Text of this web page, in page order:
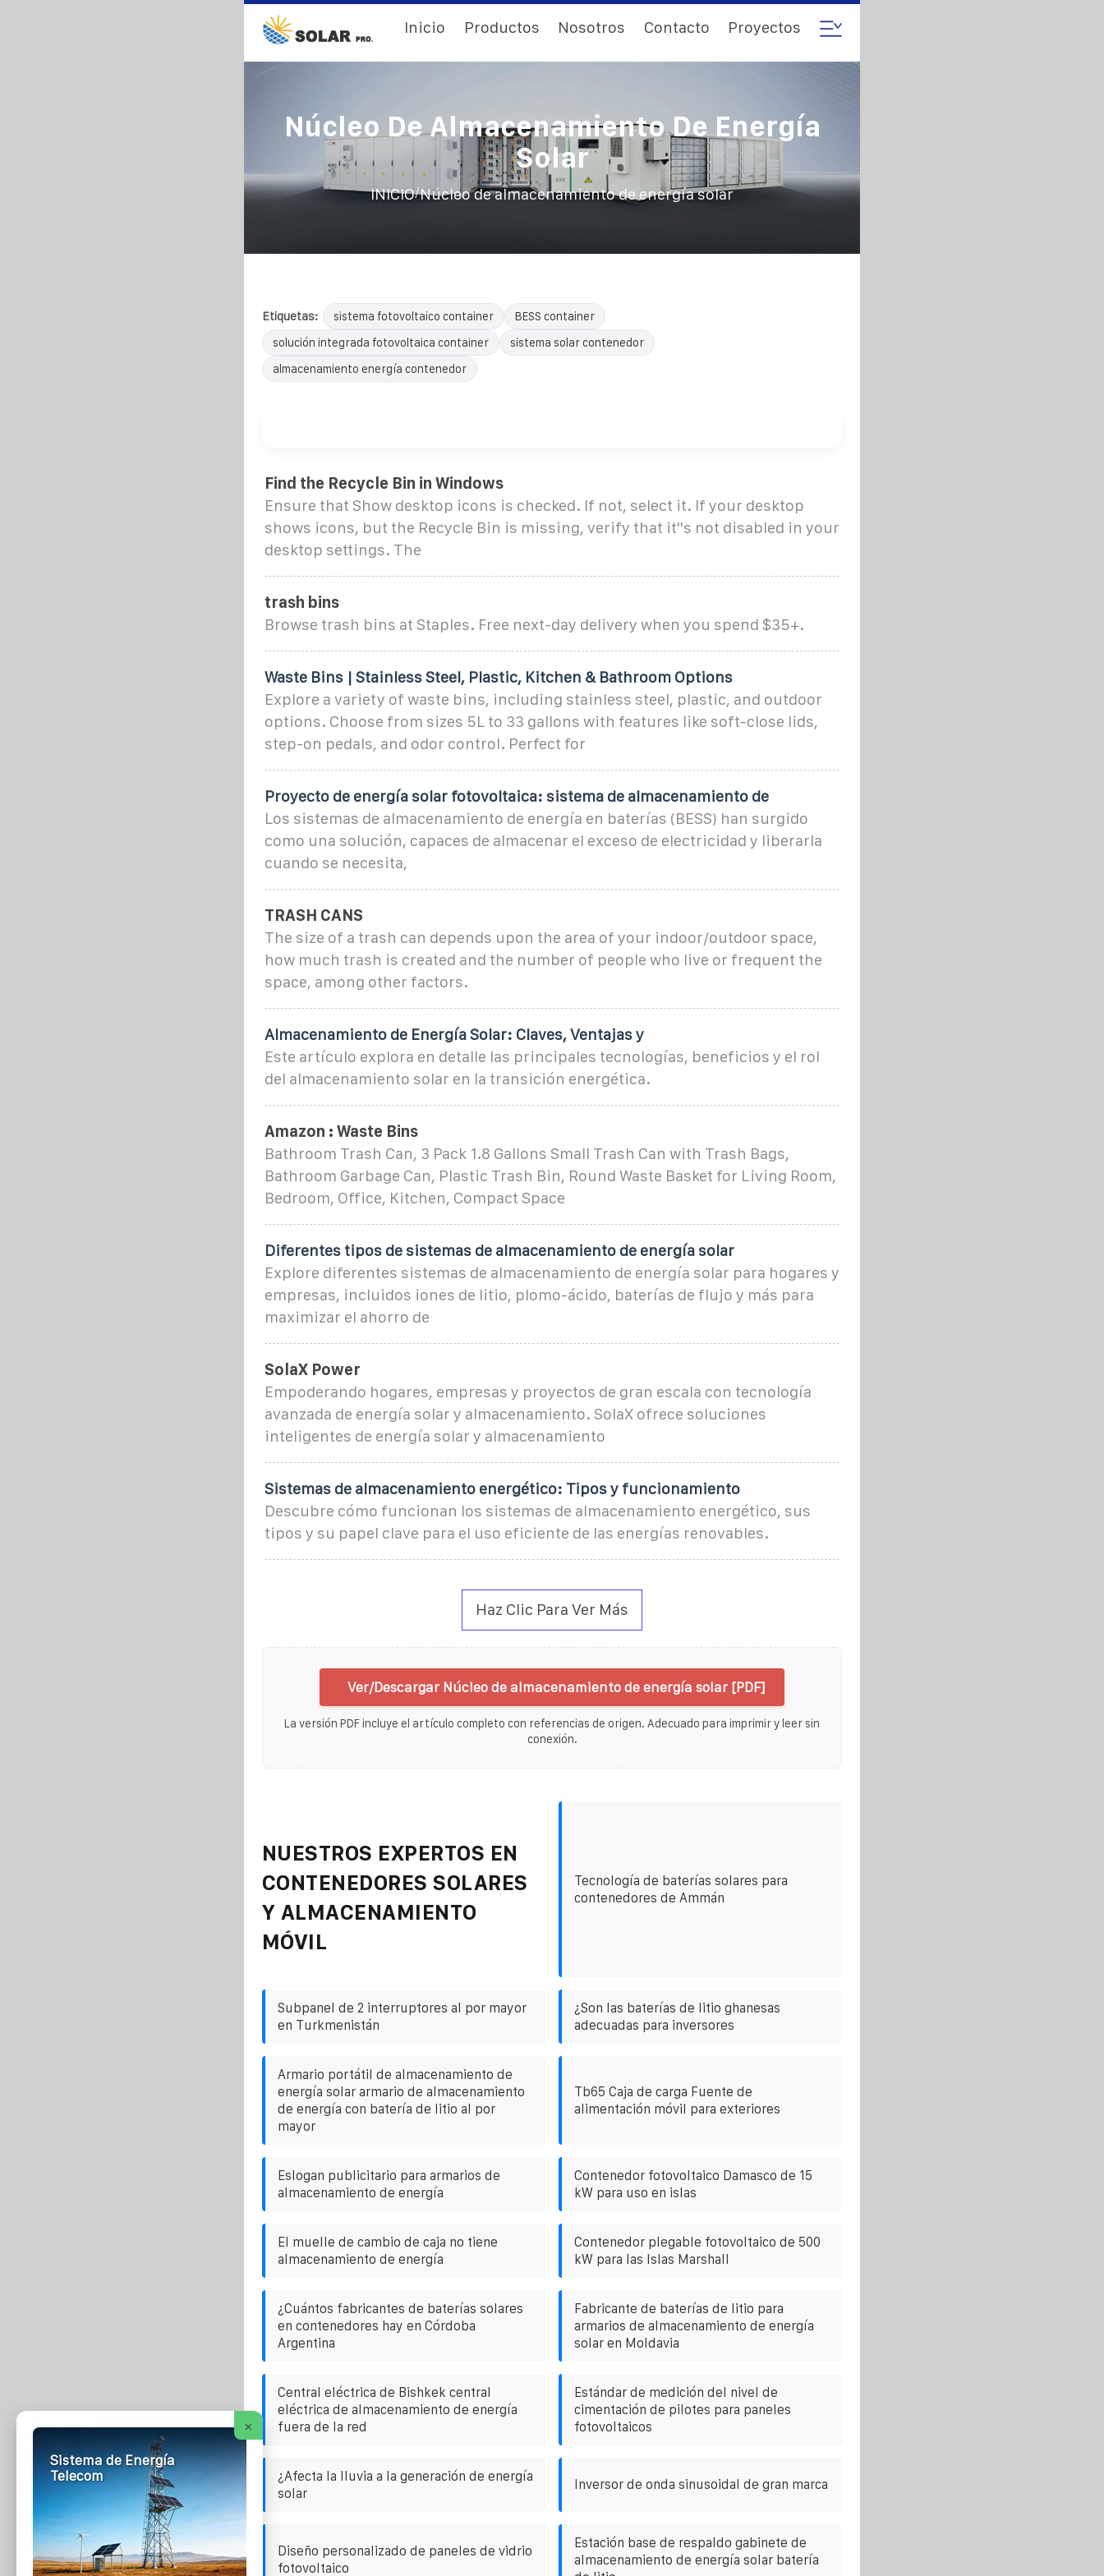
Inicio Productos Nosotros Contacto Proyectos
Núcleo De Almacenamiento De Energía
Solar
INICIO/Núcleo de almacenamiento de energía solar
Etiquetas: sistema fotovoltaico container
BESS container
solución integrada fotovoltaica container
sistema solar contenedor
almacenamiento energía contenedor
Find the Recycle Bin in Windows
Ensure that Show desktop icons is checked. If not, select it. If your desktop
shows icons, but the Recycle Bin is missing, verify that it''s not disabled in your
desktop settings. The
trash bins
Browse trash bins at Staples. Free next-day delivery when you spend $35+.
Waste Bins | Stainless Steel, Plastic, Kitchen & Bathroom Options
Explore a variety of waste bins, including stainless steel, plastic, and outdoor
options. Choose from sizes 5L to 33 gallons with features like soft-close lids,
step-on pedals, and odor control. Perfect for
Proyecto de energía solar fotovoltaica: sistema de almacenamiento de
Los sistemas de almacenamiento de energía en baterías (BESS) han surgido
como una solución, capaces de almacenar el exceso de electricidad y liberarla
cuando se necesita,
TRASH CANS
The size of a trash can depends upon the area of your indoor/outdoor space,
how much trash is created and the number of people who live or frequent the
space, among other factors.
Almacenamiento de Energía Solar: Claves, Ventajas y
Este artículo explora en detalle las principales tecnologías, beneficios y el rol
del almacenamiento solar en la transición energética.
Amazon : Waste Bins
Bathroom Trash Can, 3 Pack 1.8 Gallons Small Trash Can with Trash Bags,
Bathroom Garbage Can, Plastic Trash Bin, Round Waste Basket for Living Room,
Bedroom, Office, Kitchen, Compact Space
Diferentes tipos de sistemas de almacenamiento de energía solar
Explore diferentes sistemas de almacenamiento de energía solar para hogares y
empresas, incluidos iones de litio, plomo-ácido, baterías de flujo y más para
maximizar el ahorro de
SolaX Power
Empoderando hogares, empresas y proyectos de gran escala con tecnología
avanzada de energía solar y almacenamiento. SolaX ofrece soluciones
inteligentes de energía solar y almacenamiento
Sistemas de almacenamiento energético: Tipos y funcionamiento
Descubre cómo funcionan los sistemas de almacenamiento energético, sus
tipos y su papel clave para el uso eficiente de las energías renovables.
Haz Clic Para Ver Más
Ver/Descargar Núcleo de almacenamiento de energía solar [PDF]
La versión PDF incluye el artículo completo con referencias de origen. Adecuado para imprimir y leer sin
conexión.
NUESTROS EXPERTOS EN
CONTENEDORES SOLARES
Y ALMACENAMIENTO
MÓVIL
Tecnología de baterías solares para
contenedores de Ammán
Subpanel de 2 interruptores al por mayor
en Turkmenistán
¿Son las baterías de litio ghanesas
adecuadas para inversores
Armario portátil de almacenamiento de
energía solar armario de almacenamiento
de energía con batería de litio al por
mayor
Tb65 Caja de carga Fuente de
alimentación móvil para exteriores
Eslogan publicitario para armarios de
almacenamiento de energía
Contenedor fotovoltaico Damasco de 15
kW para uso en islas
El muelle de cambio de caja no tiene
almacenamiento de energía
Contenedor plegable fotovoltaico de 500
kW para las Islas Marshall
¿Cuántos fabricantes de baterías solares
en contenedores hay en Córdoba
Argentina
Fabricante de baterías de litio para
armarios de almacenamiento de energía
solar en Moldavia
Central eléctrica de Bishkek central
eléctrica de almacenamiento de energía
fuera de la red
Estándar de medición del nivel de
cimentación de pilotes para paneles
fotovoltaicos
¿Afecta la lluvia a la generación de energía
solar
Inversor de onda sinusoidal de gran marca
Diseño personalizado de paneles de vidrio
fotovoltaico
Estación base de respaldo gabinete de
almacenamiento de energía solar batería
×
Sistema de Energía
Telecom